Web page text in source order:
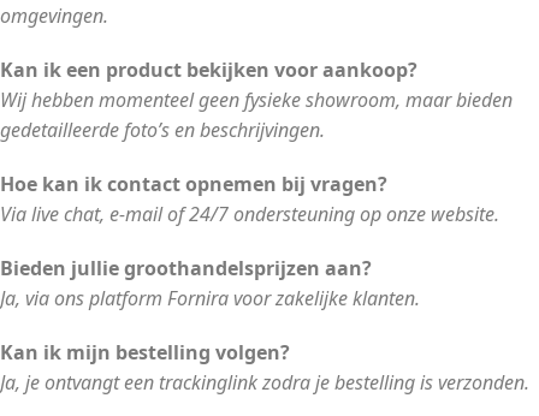
omgevingen.
Kan ik een product bekijken voor aankoop?
Wij hebben momenteel geen fysieke showroom, maar bieden
gedetailleerde foto’s en beschrijvingen.
Hoe kan ik contact opnemen bij vragen?
Via live chat, e-mail of 24/7 ondersteuning op onze website.
Bieden jullie groothandelsprijzen aan?
Ja, via ons platform Fornira voor zakelijke klanten.
Kan ik mijn bestelling volgen?
Ja, je ontvangt een trackinglink zodra je bestelling is verzonden.